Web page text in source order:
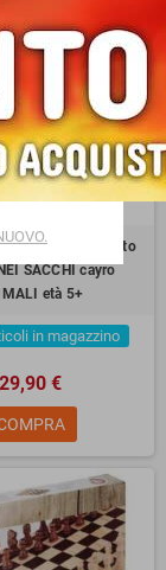
gioco all'aperto
SACCHI cayro
età 5+
in magazzino
29,90 €